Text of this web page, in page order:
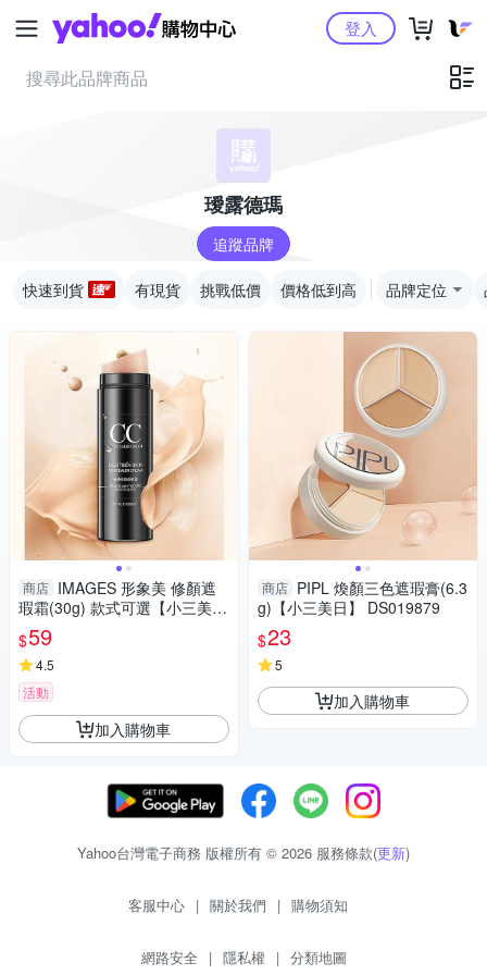
Yahoo購物中心登入
璦露德瑪
追蹤品牌
快速到貨 有現貨 挑戰低價 價格低到高 品牌定位
商店 IMAGES 形象美 修顏遮
瑕霜(30g) 款式可選【小三美
日】 DS021457
$59
4.5
活動
加入購物車
商店 PIPL 煥顏三色遮瑕膏(6.3
g)【小三美日】 DS019879
$23
5
加入購物車
Yahoo台灣電子商務 版權所有 © 2026 服務條款(更新)
客服中心 | 關於我們 | 購物須知
網路安全 | 隱私權 | 分類地圖